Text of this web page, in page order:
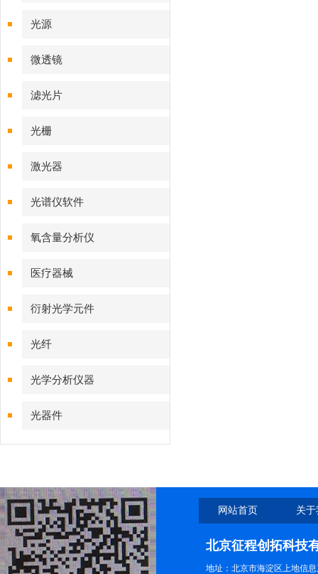
光源
微透镜
滤光片
光栅
激光器
光谱仪软件
氧含量分析仪
医疗器械
衍射光学元件
光纤
光学分析仪器
光器件
网站首页 关
北京征程创拓科技
地址：北京市海淀区上地信